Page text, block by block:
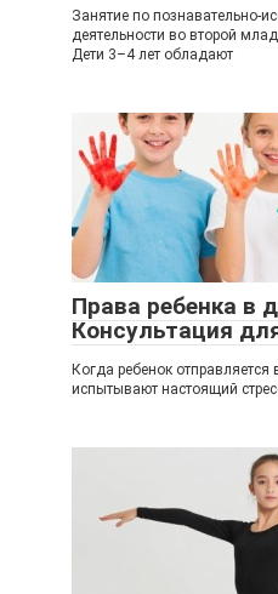
Занятие по познавательно-
деятельности во второй
Дети 3–4 лет обладают
Права ребенка в
Консультация
Когда ребенок отправляется
испытывают настоящий